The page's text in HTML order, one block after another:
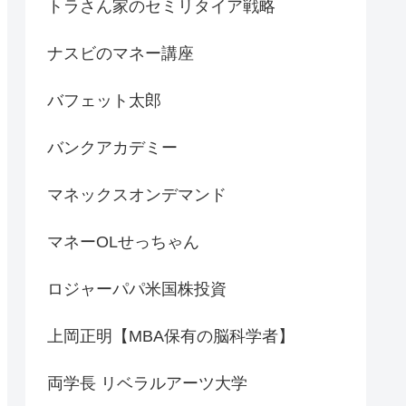
トラさん家のセミリタイア戦略
ナスビのマネー講座
バフェット太郎
バンクアカデミー
マネックスオンデマンド
マネーOLせっちゃん
ロジャーパパ米国株投資
上岡正明【MBA保有の脳科学者】
両学長 リベラルアーツ大学